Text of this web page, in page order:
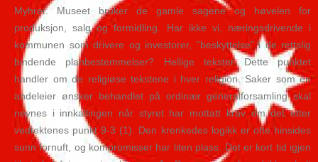
Myhrer. Museet bruker de gamle sagene og høvelen for
produksjon, salg og formidling. Har ikke vi, næringsdrivende i
kommunen som drivere og investorer, ”beskyttelse” i de rettslig
bindende planbestemmelser? Hellige tekster Dette punktet
handler om de religiøse tekstene i hver religion. Saker som en
andeleier ønsker behandlet på ordinær generalforsamling skal
nevnes i innkallingen når styret har mottatt krav om det etter
vedtektenes punkt 9-3 (1). Den krenkedes logikk er ofte hinsides
sunn fornuft, og kompromisser har liten plass. Det er kort tid igjen